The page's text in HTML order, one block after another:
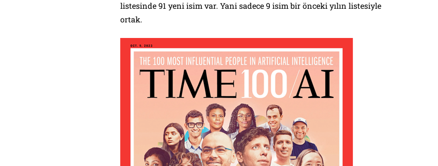
listesinde 91 yeni isim var. Yani sadece 9 isim bir önceki yılın listesiyle
ortak.